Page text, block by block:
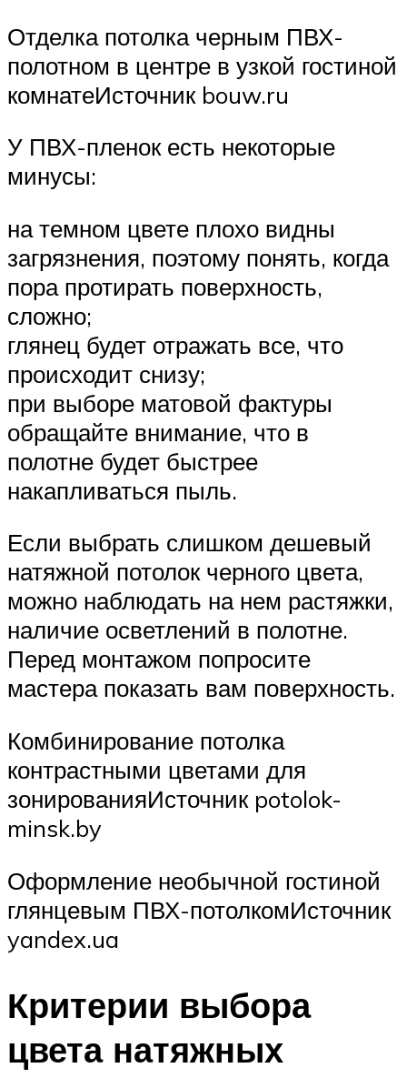
Отделка потолка черным ПВХ-
полотном в центре в узкой гостиной
комнатеИсточник bouw.ru
У ПВХ-пленок есть некоторые
минусы:
на темном цвете плохо видны
загрязнения, поэтому понять, когда
пора протирать поверхность,
сложно;
глянец будет отражать все, что
происходит снизу;
при выборе матовой фактуры
обращайте внимание, что в
полотне будет быстрее
накапливаться пыль.
Если выбрать слишком дешевый
натяжной потолок черного цвета,
можно наблюдать на нем растяжки,
наличие осветлений в полотне.
Перед монтажом попросите
мастера показать вам поверхность.
Комбинирование потолка
контрастными цветами для
зонированияИсточник potolok-
minsk.by
Оформление необычной гостиной
глянцевым ПВХ-потолкомИсточник
yandex.ua
Критерии выбора
цвета натяжных